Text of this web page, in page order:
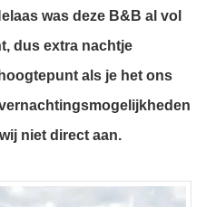
was deze B&B al vol
dus extra nachtje
als je het ons
niet direct aan.